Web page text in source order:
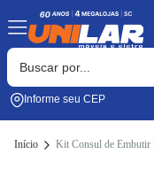
Informe seu CEP
Início